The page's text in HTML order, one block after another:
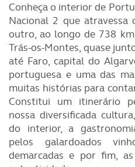
Conheça o interior de
Nacional 2 que
outro, ao longo de 738
Trás-os-Montes, quase
até Faro, capital do
portuguesa e uma das
muitas histórias para
Constitui um itinerário
nossa diversificada
do interior, a
pelos galardoados
demarcadas e por fim,